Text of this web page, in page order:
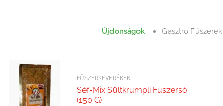
Újdonságok Gasztro Fűszerek
FŰSZERKEVERÉKEK
Séf-Mix Sültkrumpli Fűszersó
(150 G)